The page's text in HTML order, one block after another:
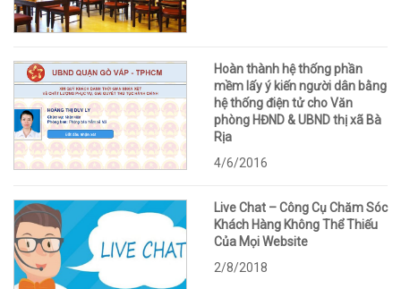
Hoàn thành hệ thống phần
mềm lấy ý kiến người dân bằng
hệ thống điện tử cho Văn
phòng HĐND & UBND thị xã Bà
Rịa
4/6/2016
Live Chat – Công Cụ Chăm Sóc
Khách Hàng Không Thể Thiếu
Của Mọi Website
2/8/2018